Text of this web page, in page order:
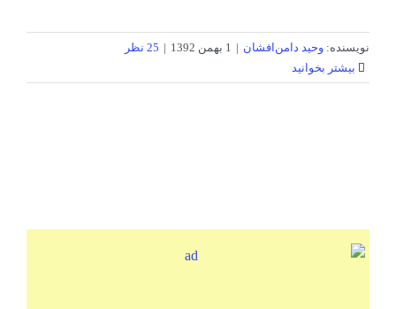
نویسنده: وحید دامن‌افشان | 1 بهمن 1392 | 25 نظر
بیشتر بخوانید